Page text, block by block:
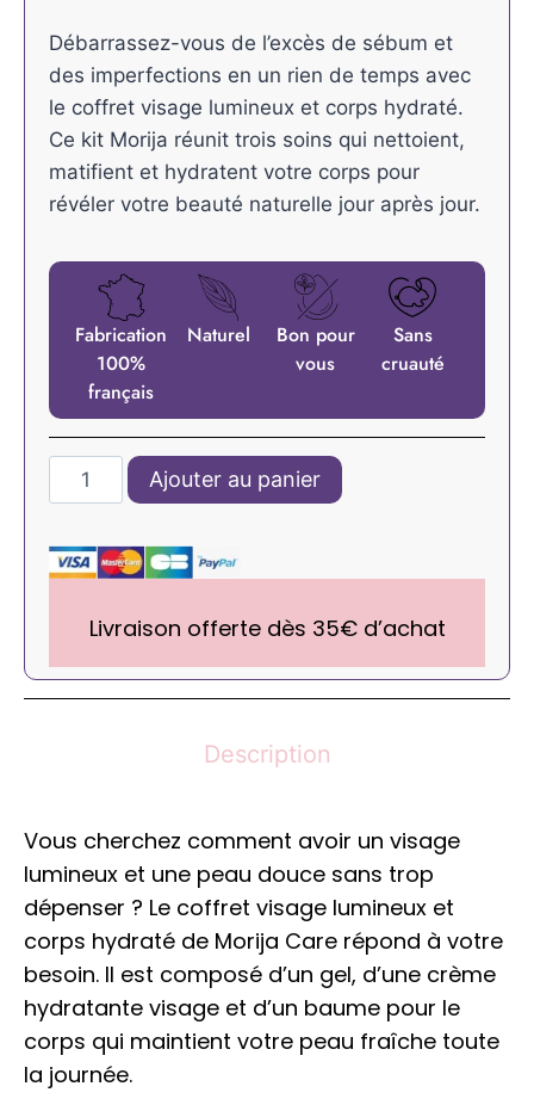
Débarrassez-vous de l’excès de sébum et
des imperfections en un rien de temps avec
le coffret visage lumineux et corps hydraté.
Ce kit Morija réunit trois soins qui nettoient,
matifient et hydratent votre corps pour
révéler votre beauté naturelle jour après jour.
Fabrication
100%
français
Naturel
Bon pour
vous
Sans
cruauté
Ajouter au panier
Livraison offerte dès 35€ d’achat
Description
Vous cherchez comment avoir un visage
lumineux et une peau douce sans trop
dépenser ? Le coffret visage lumineux et
corps hydraté de Morija Care répond à votre
besoin. Il est composé d’un gel, d’une crème
hydratante visage et d’un baume pour le
corps qui maintient votre peau fraîche toute
la journée.